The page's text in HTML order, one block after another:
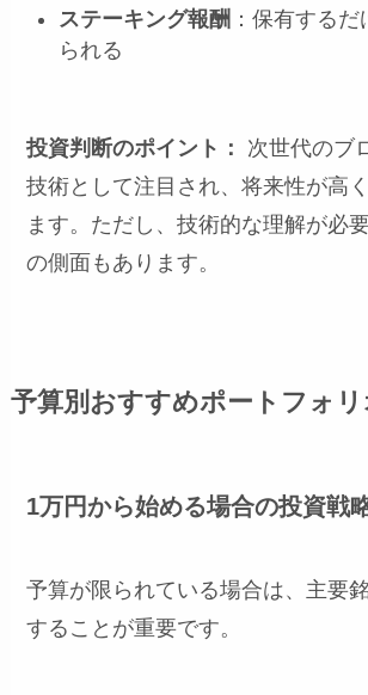
ステーキング報酬 ：保有する
られる
投資判断のポイント：
次世代のブ
技術として注目され、将来性が高
ます。ただし、技術的な理解が必
の側面もあります。
予算別おすすめポートフォ
1万円から始める場合の投資戦
予算が限られている場合は、主要
することが重要です。